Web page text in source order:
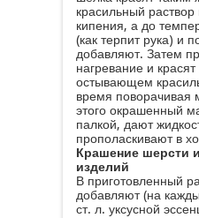
красильный
кипения, а до
(как терпит рука) и
добавляют. Затем
нагревание и
остывающем
время поворачивая
этого окрашенный
палкой, дают
прополаскивают в
Крашение шерсти
изделий
В приготовленный
добавляют (на
ст. л. уксусной